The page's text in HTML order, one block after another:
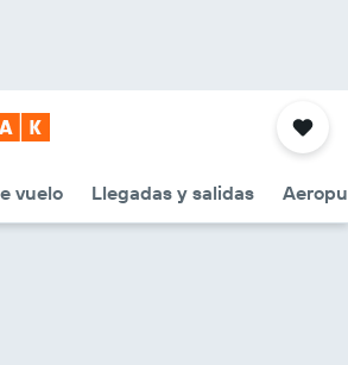
vuelo Llegadas y salidas